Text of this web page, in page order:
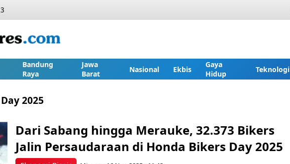
Bandung
Raya
Jawa
Barat
Nasional Ekbis
Gaya
Hidup
Teknologi
2025
Dari Sabang hingga Merauke, 32.373 Bikers
Jalin Persaudaraan di Honda Bikers Day 2025